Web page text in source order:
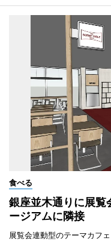
食べる
銀座並木通りに展
ージアムに隣接
展覧会連動型のテーマカフ